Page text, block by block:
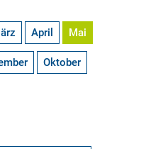
April Mai
Oktober